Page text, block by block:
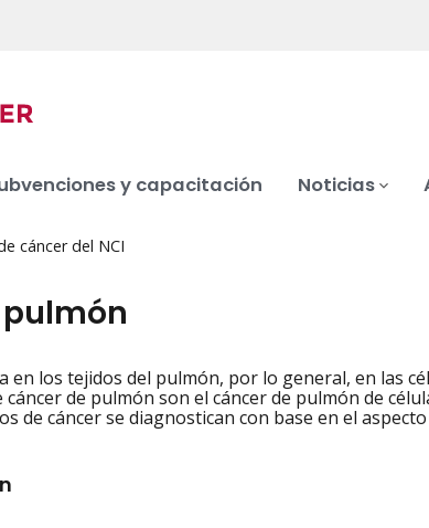
y capacitación Noticias
cáncer del NCI
en los tejidos del pulmón, por lo general, en las
de pulmón son el cáncer de pulmón de
de cáncer se diagnostican con base en el